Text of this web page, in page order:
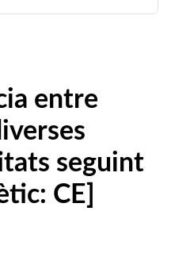
entre
seguint
CE]